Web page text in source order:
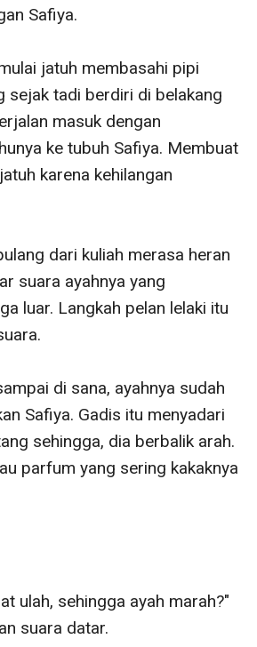
Safiya.
jatuh membasahi pipi
sejak tadi berdiri di belakang
masuk dengan
ke tubuh Safiya. Membuat
karena kehilangan
dari kuliah merasa heran
suara ayahnya yang
luar. Langkah pelan lelaki itu
di sana, ayahnya sudah
Safiya. Gadis itu menyadari
sehingga, dia berbalik arah.
parfum yang sering kakaknya
ulah, sehingga ayah marah?"
suara datar.